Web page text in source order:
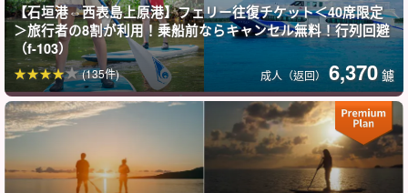
庫拉瀑布
據說 Koola 瀑布的名字「Koola」有「帶來好運」的意思，西表當地
的人們也會來此參觀。
通往庫拉瀑布的紅樹河非常狹窄，有時兩邊的紅樹會交叉而過，形
成拱門，常春藤像鞦韆一樣穿過紅樹河，形成真正的「運動叢
【石垣港⇔西表島上原港】フェリー往復チケット＜40席限定
＞旅行者の8割が利用！乗船前ならキャンセル無料！行列回避
（f-103）
成人（返回） 6,370 鑢
(135件)